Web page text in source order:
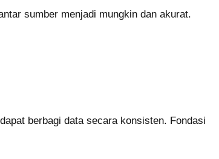
sumber menjadi mungkin dan akurat.
berbagi data secara konsisten. Fondasi